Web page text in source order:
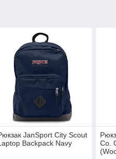
JanSport City Scout
Backpack Navy
Co.